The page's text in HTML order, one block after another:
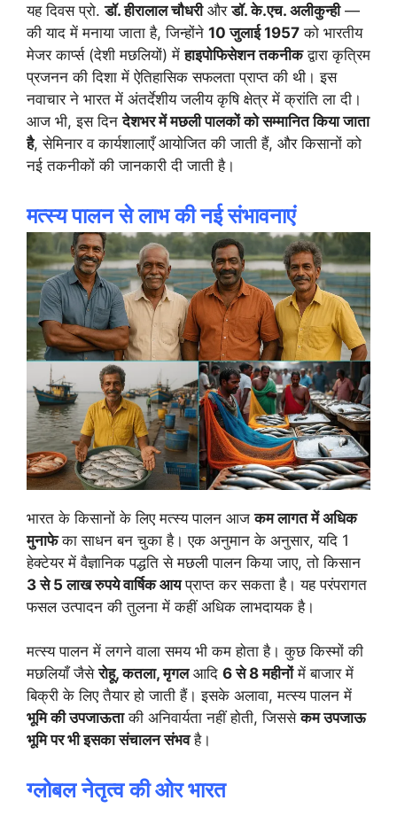
यह दिवस प्रो.डॉ. हीरालाल चौधरीऔरडॉ. के.एच. अलीकुन्ही—
की याद में मनाया जाता है, जिन्होंने 10 जुलाई 1957 को भारतीय
मेजर कार्प्स (देशी मछलियों) मेंहाइपोफिसेशन तकनीकद्वारा कृत्रिम
प्रजनन की दिशा में ऐतिहासिक सफलता प्राप्त की थी। इस
नवाचार ने भारत में अंतर्देशीय जलीय कृषि क्षेत्र में क्रांति ला दी।
आज भी, इस दिनदेशभर में मछली पालकों को सम्मानित किया जाता
है, सेमिनार व कार्यशालाएँ आयोजित की जाती हैं, और किसानों को
नई तकनीकों की जानकारी दी जाती है।
मत्स्य पालन से लाभ की नई संभावनाएं
भारत के किसानों के लिए मत्स्य पालन आजकम लागत में अधिक
मुनाफेका साधन बन चुका है। एक अनुमान के अनुसार, यदि 1
हेक्टेयर में वैज्ञानिक पद्धति से मछली पालन किया जाए, तो किसान
3 से 5 लाख रुपये वार्षिक आयप्राप्त कर सकता है। यह परंपरागत
फसल उत्पादन की तुलना में कहीं अधिक लाभदायक है।
मत्स्य पालन में लगने वाला समय भी कम होता है। कुछ किस्मों की
मछलियाँ जैसेरोहू, कतला, मृगलआदि 6 से 8 महीनोंमें बाजार में
बिक्री के लिए तैयार हो जाती हैं। इसके अलावा, मत्स्य पालन में
भूमि की उपजाऊताकी अनिवार्यता नहीं होती, जिससेकम उपजाऊ
भूमि पर भी इसका संचालन संभवहै।
ग्लोबल नेतृत्व की ओर भारत